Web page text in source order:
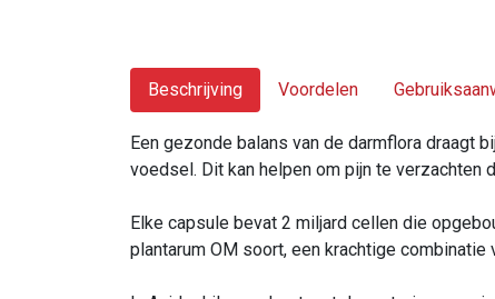
Beschrijving Voordelen
Een gezonde balans van de darmflora draagt
voedsel. Dit kan helpen om pijn te verzachten
Elke capsule bevat 2 miljard cellen die
plantarum OM soort, een krachtige combinatie